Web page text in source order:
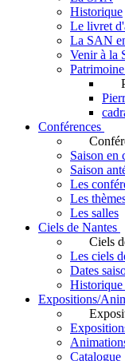
Historique
Le livret
La SAN
Venir à la
Conférences
Saison en
Saison
Les
Les
Les salles
Ciels de Nantes
Ciels
Les ciels
Dates
Historique
Expositions/
Catalogue